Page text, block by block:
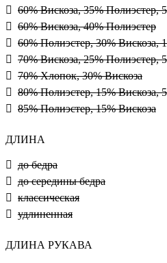
60% Вискоза, 35% Полиэстер,
60% Вискоза, 40% Полиэстер
60% Полиэстер, 30% Вискоза,
70% Вискоза, 25% Полиэстер,
70% Хлопок, 30% Вискоза
80% Полиэстер, 15% Вискоза,
85% Полиэстер, 15% Вискоза
ДЛИНА
до бедра
до середины бедра
классическая
удлиненная
ДЛИНА РУКАВА